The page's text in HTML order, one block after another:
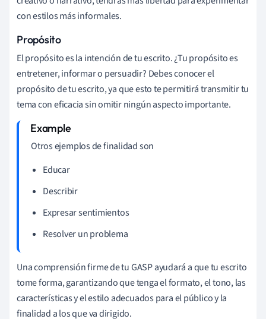
con estilos más informales.
Propósito
El propósito es la intención de tu escrito. ¿Tu propósito es
entretener, informar o persuadir? Debes conocer el
propósito de tu escrito, ya que esto te permitirá transmitir tu
tema con eficacia sin omitir ningún aspecto importante.
Otros ejemplos de finalidad son
Educar
Describir
Expresar sentimientos
Resolver un problema
Una comprensión firme de tu GASP ayudará a que tu escrito
tome forma, garantizando que tenga el formato, el tono, las
características y el estilo adecuados para el público y la
finalidad a los que va dirigido.